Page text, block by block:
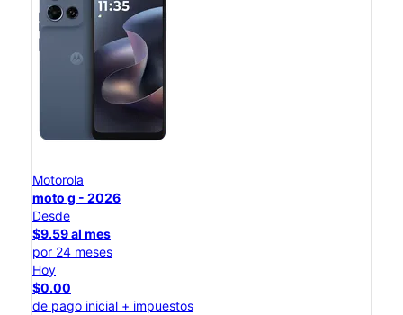
Motorola
moto g - 2026
Desde
$9.59 al mes
por 24 meses
Hoy
$0.00
de pago inicial + impuestos